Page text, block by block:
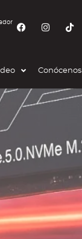
Conócenos